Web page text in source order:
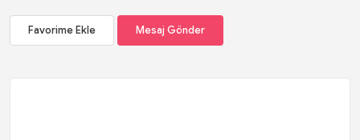
Favorime Ekle Mesaj Gönder